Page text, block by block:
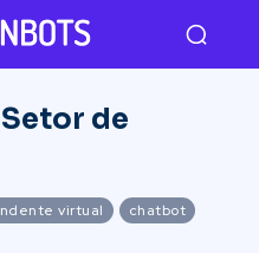
de
virtual
chatbot